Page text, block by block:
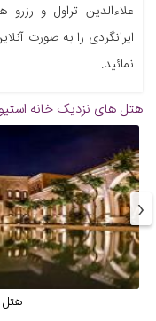
علاءالدین تراول و
ایرانگردی را به صورت
نمائید.
هتل های نزدیک خانه
‹